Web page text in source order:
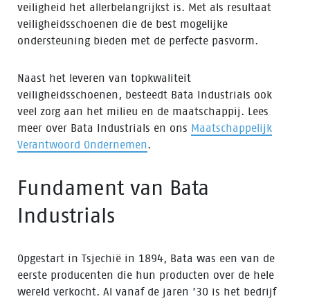
veiligheid het allerbelangrijkst is. Met als resultaat
veiligheidsschoenen die de best mogelijke
ondersteuning bieden met de perfecte pasvorm.
Naast het leveren van topkwaliteit
veiligheidsschoenen, besteedt Bata Industrials ook
veel zorg aan het milieu en de maatschappij. Lees
meer over Bata Industrials en ons Maatschappelijk
Verantwoord Ondernemen.
Fundament van Bata
Industrials
Opgestart in Tsjechië in 1894, Bata was een van de
eerste producenten die hun producten over de hele
wereld verkocht. Al vanaf de jaren ’30 is het bedrijf